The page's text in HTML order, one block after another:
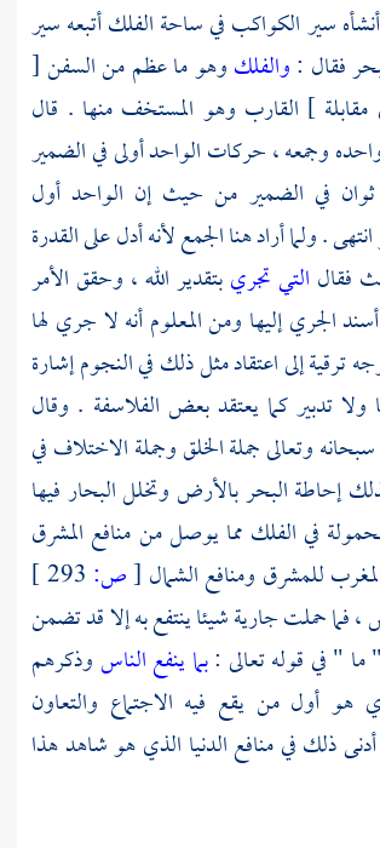
أنشأه سير الكواكب في ساحة الفلك أتبعه سير
فقال :والفلكوهو ما عظم من السفن[
مقابلة ] القارب وهو المستخف منها . قال
وجمعه ، حركات الواحد أولى في الضمير
في الضمير من حيث إن الواحد أول
. ولما أراد هنا الجمع لأنه أدل على القدرة
فقال التي تجريبتقدير الله ، وحقق الأمر
أسند الجري إليها ومن المعلوم أنه لا جري لها
ترقية إلى اعتقاد مثل ذلك في النجوم إشارة
ولا تدبير كما يعتقد بعض الفلاسفة . وقال
وتعالى جملة الخلق وجملة الاختلاف في
إحاطة البحر بالأرض وتخلل البحار فيها
في الفلك مما يوصل من منافع المشرق
للمشرق ومنافع الشمال [ص:
فما حملت جارية شيئا ينتفع به إلا قد تضمن
" في قوله تعالى :بما ينفع الناسوذكرهم
هو أول من يقع فيه الاجتماع والتعاون
ذلك في منافع الدنيا الذي هو شاهد هذا